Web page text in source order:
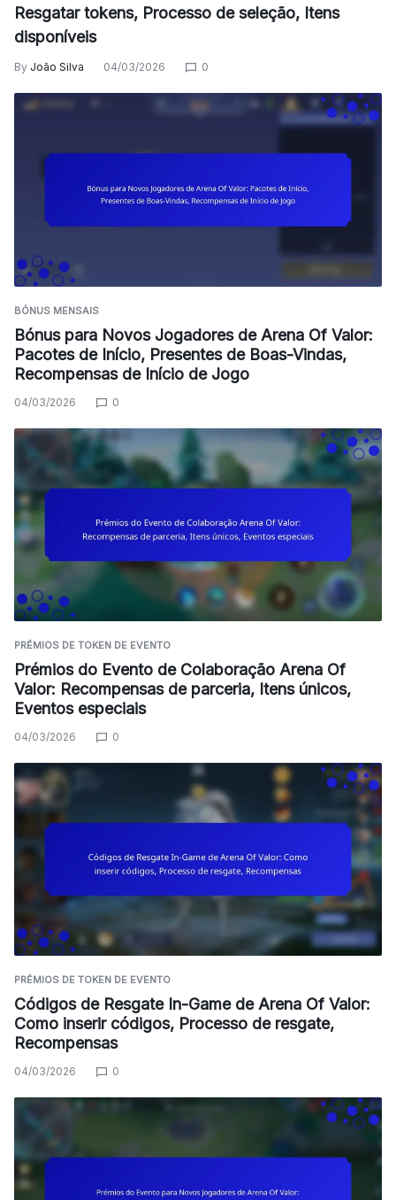
Resgatar tokens, Processo de seleção, Itens
disponíveis
By João Silva 04/03/2026 0
BÓNUS MENSAIS
Bónus para Novos Jogadores de Arena Of Valor:
Pacotes de Início, Presentes de Boas-Vindas,
Recompensas de Início de Jogo
04/03/2026 0
PRÉMIOS DE TOKEN DE EVENTO
Prémios do Evento de Colaboração Arena Of
Valor: Recompensas de parceria, Itens únicos,
Eventos especiais
04/03/2026 0
PRÉMIOS DE TOKEN DE EVENTO
Códigos de Resgate In-Game de Arena Of Valor:
Como inserir códigos, Processo de resgate,
Recompensas
04/03/2026 0